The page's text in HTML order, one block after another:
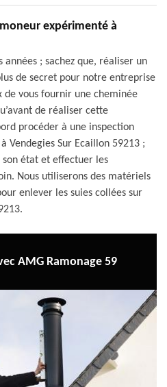
expérimenté à
; sachez que, réaliser un
de secret pour notre entreprise
de vous fournir une cheminée
de réaliser cette
procéder à une inspection
Vendegies Sur Ecaillon 59213 ;
son état et effectuer les
Nous utiliserons des matériels
enlever les suies collées sur
AMG Ramonage 59